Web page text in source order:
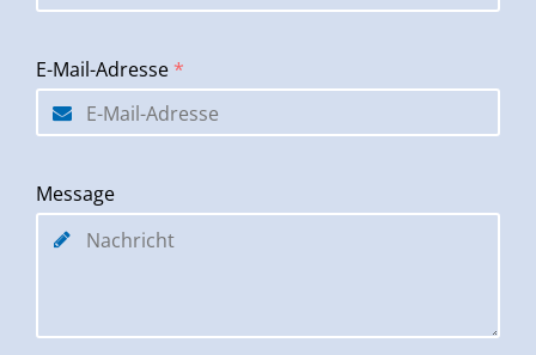
E-Mail-Adresse *
Message